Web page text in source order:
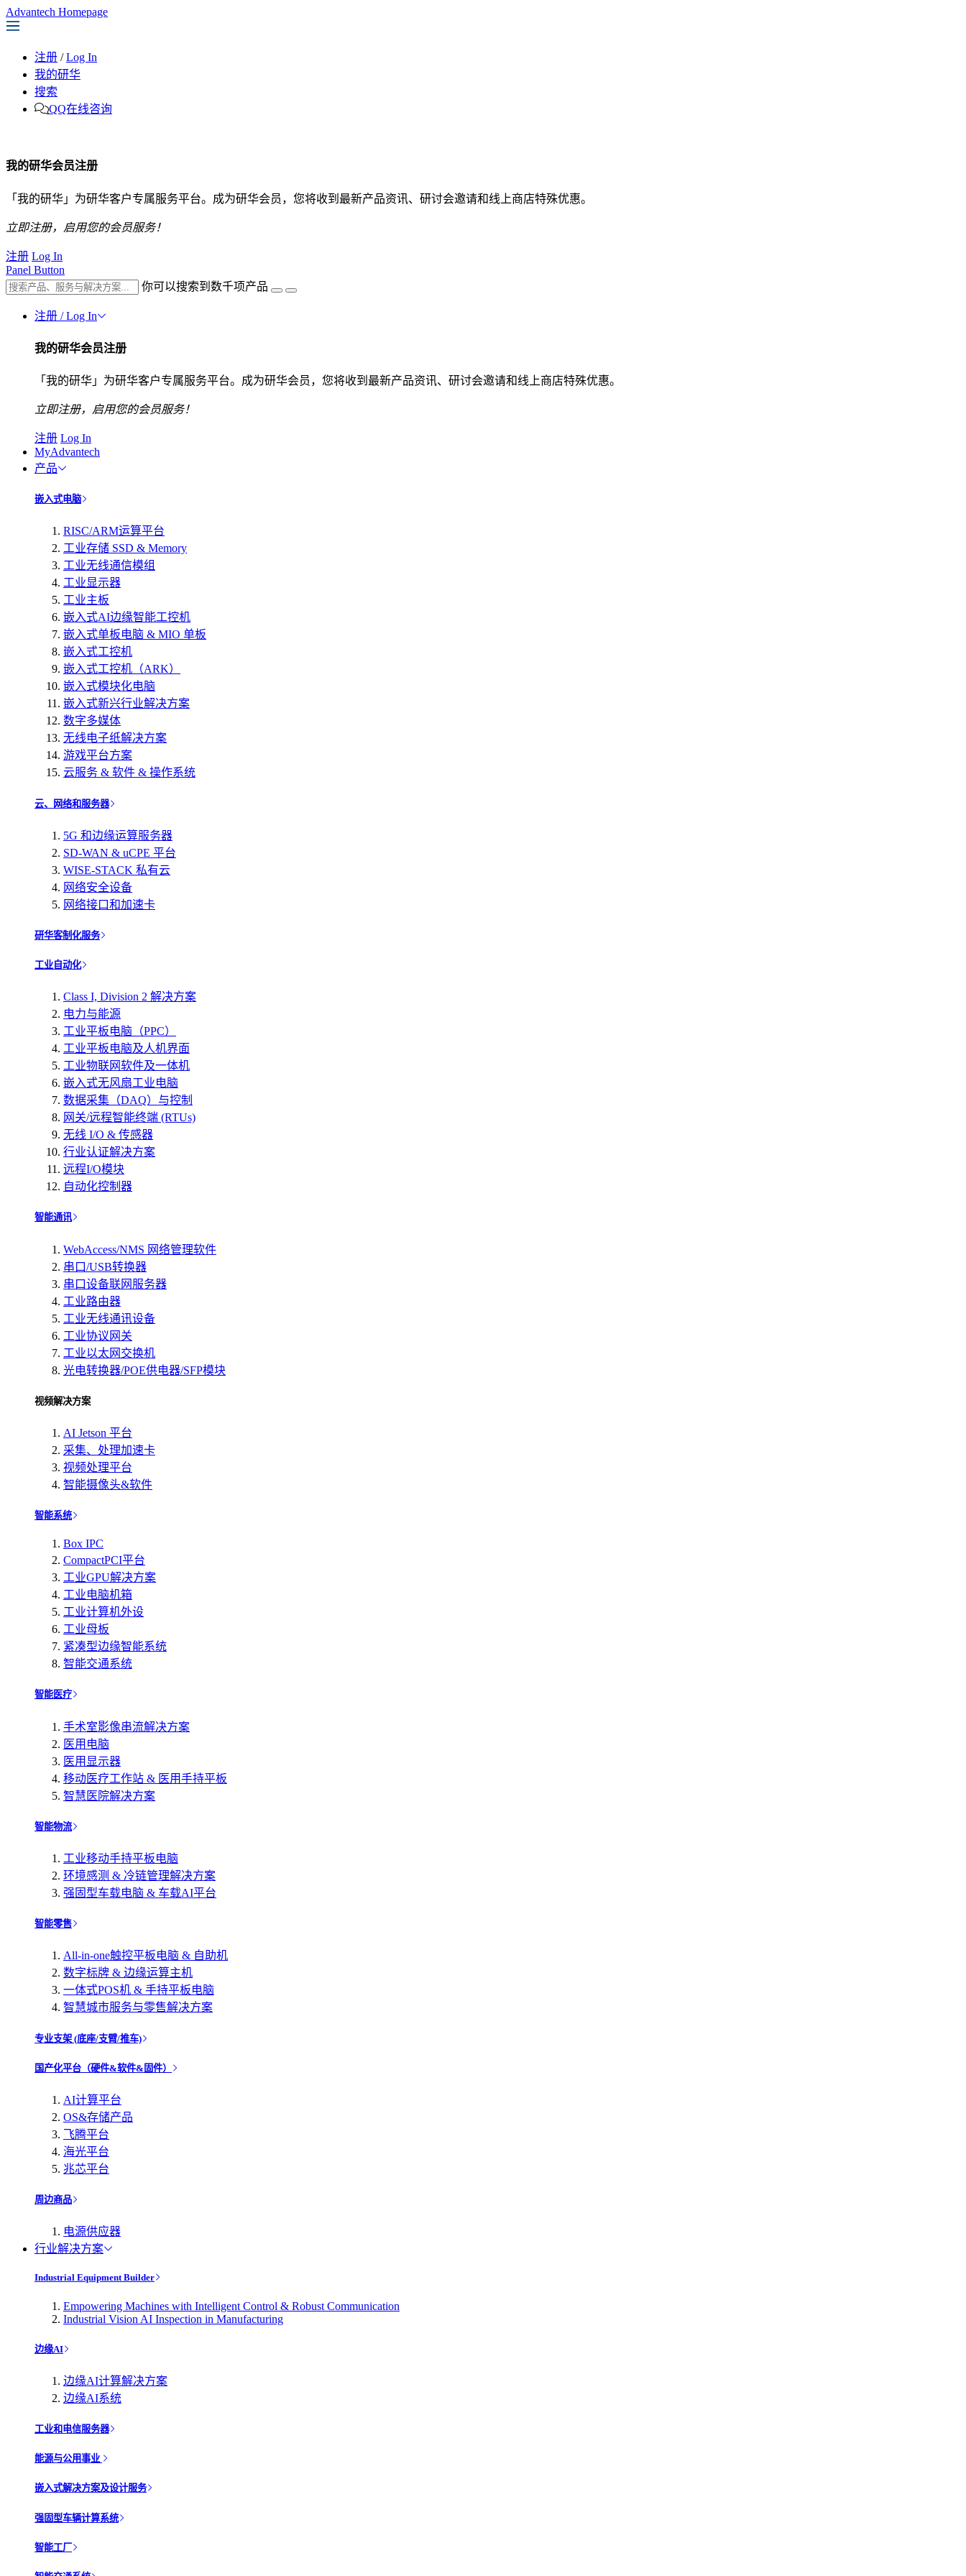
Advantech Homepage
注册 / Log In
我的研华
搜索
QQ在线咨询
我的研华会员注册
「我的研华」为研华客户专属服务平台。成为研华会员，您将收到最新产品资讯、研讨会邀请和线上商店特殊优惠。
立即注册，启用您的会员服务！
注册 Log In
Panel Button
你可以搜索到数千项产品
注册 / Log In
我的研华会员注册
「我的研华」为研华客户专属服务平台。成为研华会员，您将收到最新产品资讯、研讨会邀请和线上商店特殊优惠。
立即注册，启用您的会员服务！
注册 Log In
MyAdvantech
产品
嵌入式电脑
RISC/ARM运算平台
工业存储 SSD & Memory
工业无线通信模组
工业显示器
工业主板
嵌入式AI边缘智能工控机
嵌入式单板电脑 & MIO 单板
嵌入式工控机
嵌入式工控机（ARK）
嵌入式模块化电脑
嵌入式新兴行业解决方案
数字多媒体
无线电子纸解决方案
游戏平台方案
云服务 & 软件 & 操作系统
云、网络和服务器
5G 和边缘运算服务器
SD-WAN & uCPE 平台
WISE-STACK 私有云
网络安全设备
网络接口和加速卡
研华客制化服务
工业自动化
Class I, Division 2 解决方案
电力与能源
工业平板电脑（PPC）
工业平板电脑及人机界面
工业物联网软件及一体机
嵌入式无风扇工业电脑
数据采集（DAQ）与控制
网关/远程智能终端 (RTUs)
无线 I/O & 传感器
行业认证解决方案
远程I/O模块
自动化控制器
智能通讯
WebAccess/NMS 网络管理软件
串口/USB转换器
串口设备联网服务器
工业路由器
工业无线通讯设备
工业协议网关
工业以太网交换机
光电转换器/POE供电器/SFP模块
视频解决方案
AI Jetson 平台
采集、处理加速卡
视频处理平台
智能摄像头&软件
智能系统
Box IPC
CompactPCI平台
工业GPU解决方案
工业电脑机箱
工业计算机外设
工业母板
紧凑型边缘智能系统
智能交通系统
智能医疗
手术室影像串流解决方案
医用电脑
医用显示器
移动医疗工作站 & 医用手持平板
智慧医院解决方案
智能物流
工业移动手持平板电脑
环境感测 & 冷链管理解决方案
强固型车载电脑 & 车载AI平台
智能零售
All-in-one触控平板电脑 & 自助机
数字标牌 & 边缘运算主机
一体式POS机 & 手持平板电脑
智慧城市服务与零售解决方案
专业支架 (底座/支臂/推车)
国产化平台（硬件&软件&固件）
AI计算平台
OS&存储产品
飞腾平台
海光平台
兆芯平台
周边商品
电源供应器
行业解决方案
Industrial Equipment Builder
Empowering Machines with Intelligent Control & Robust Communication
Industrial Vision AI Inspection in Manufacturing
边缘AI
边缘AI计算解决方案
边缘AI系统
工业和电信服务器
能源与公用事业
嵌入式解决方案及设计服务
强固型车辆计算系统
智能工厂